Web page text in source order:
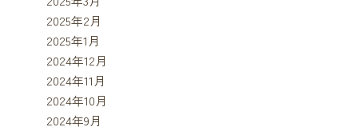
2025年2月
2025年1月
2024年12月
2024年11月
2024年10月
2024年9月